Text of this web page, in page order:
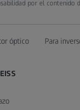
por el contenido
óptico Para